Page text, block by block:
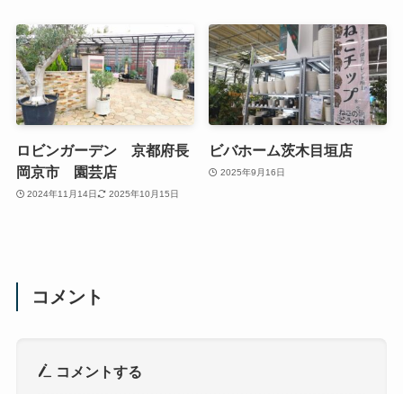
ロビンガーデン 京都府長
岡京市 園芸店
2024年11月14日 2025年10月15日
ビバホーム茨木目垣店
2025年9月16日
コメント
コメントする